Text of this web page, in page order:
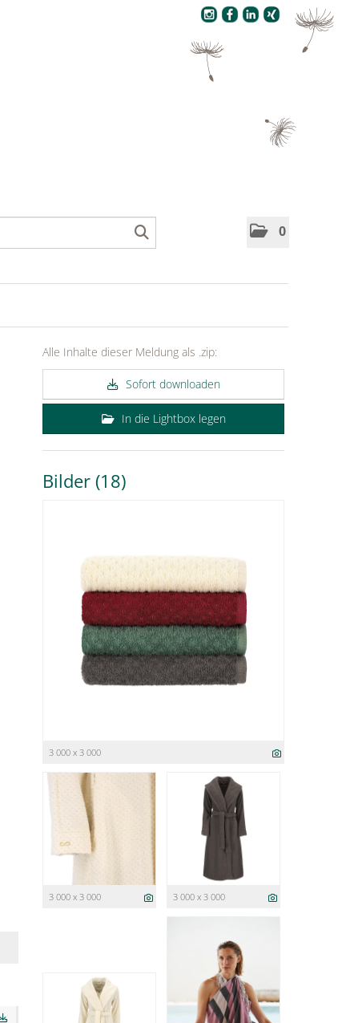
0
Alle Inhalte dieser Meldung als .zip:
Sofort downloaden
In die Lightbox legen
Bilder (18)
3 000 x 3 000
3 000 x 3 000 3 000 x 3 000